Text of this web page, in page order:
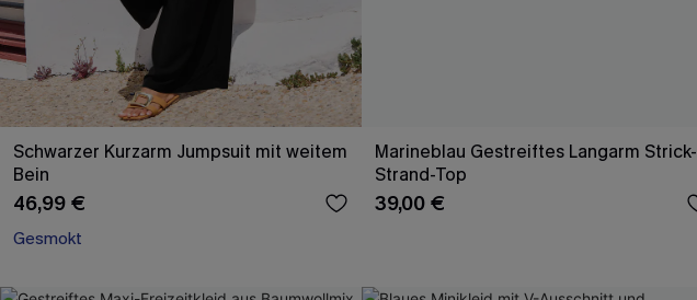
Schwarzer Kurzarm Jumpsuit mit weitem
Bein
46,99 €
Gesmokt
Marineblau Gestreiftes Langarm Strick-
Strand-Top
39,00 €